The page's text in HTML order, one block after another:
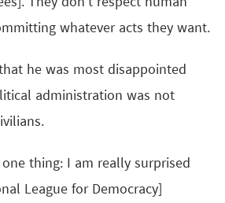
whatever acts they want.
he was most disappointed
administration was not
thing: I am really surprised
League for Democracy]